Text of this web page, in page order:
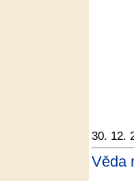
30. 12.
Věda